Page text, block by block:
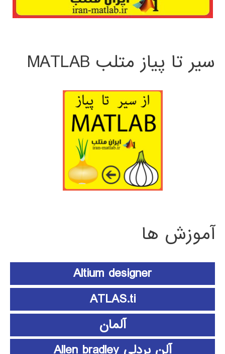
سیر تا پیاز متلب MATLAB
آموزش ها
Altium designer
ATLAS.ti
آلمان
آلن بردلی Allen bradley